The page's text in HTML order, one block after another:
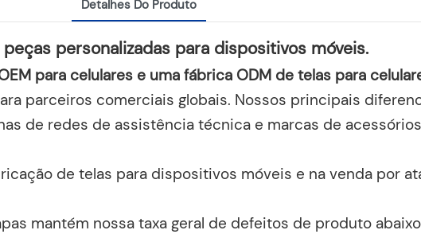
Detalhes Do Produto
personalizadas para dispositivos móveis.
para celulares e uma fábrica ODM de telas para
parceiros comerciais globais. Nossos principais
de redes de assistência técnica e marcas de
de telas para dispositivos móveis e na venda por
mantém nossa taxa geral de defeitos de produto